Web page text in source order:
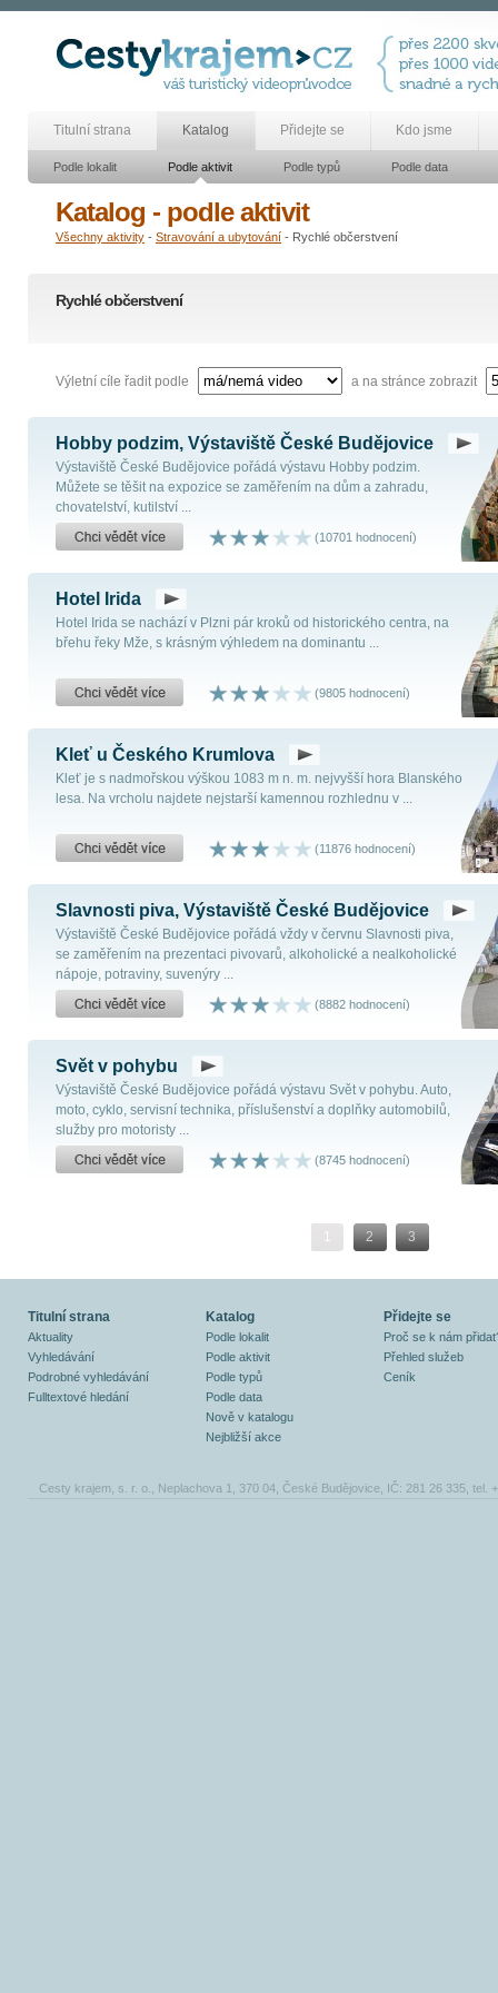
Titulní strana Katalog Přidejte se Kdo jsme
Podle lokalit Podle aktivit Podle typů Podle data
Katalog - podle aktivit
Všechny aktivity - Stravování a ubytování - Rychlé občerstvení
Rychlé občerstvení
Výletní cíle řadit podle a na stránce zobrazit
Hobby podzim, Výstaviště České Budějovice
Výstaviště České Budějovice pořádá výstavu Hobby podzim.
Můžete se těšit na expozice se zaměřením na dům a zahradu,
chovatelství, kutilství ...
(10701 hodnocení)
Hotel Irida
Hotel Irida se nachází v Plzni pár kroků od historického centra, na
břehu řeky Mže, s krásným výhledem na dominantu ...
(9805 hodnocení)
Kleť u Českého Krumlova
Kleť je s nadmořskou výškou 1083 m n. m. nejvyšší hora Blanského
lesa. Na vrcholu najdete nejstarší kamennou rozhlednu v ...
(11876 hodnocení)
Slavnosti piva, Výstaviště České Budějovice
Výstaviště České Budějovice pořádá vždy v červnu Slavnosti piva,
se zaměřením na prezentaci pivovarů, alkoholické a nealkoholické
nápoje, potraviny, suvenýry ...
(8882 hodnocení)
Svět v pohybu
Výstaviště České Budějovice pořádá výstavu Svět v pohybu. Auto,
moto, cyklo, servisní technika, příslušenství a doplňky automobilů,
služby pro motoristy ...
(8745 hodnocení)
1 2 3
Titulní strana
Aktuality
Vyhledávání
Podrobné vyhledávání
Fulltextové hledání
Katalog
Podle lokalit
Podle aktivit
Podle typů
Podle data
Nově v katalogu
Nejbližší akce
Přidejte se
Proč se k nám
Přehled služeb
Ceník
Cesty krajem, s. r. o., Neplachova 1, 370 04, České Budějovice, IČ: 281 26 335, tel.